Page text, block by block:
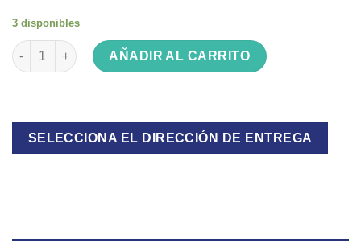
3 disponibles
CONSOLA DJ MIXER IK0411 ISAKITO cantidad
AÑADIR AL CARRITO
SELECCIONA EL DIRECCIÓN DE ENTREGA